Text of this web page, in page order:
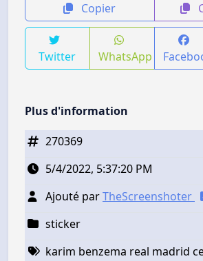
Copier
Twitter WhatsApp
Plus d'information
270369
5/4/2022, 5:37:20 PM
Ajouté parTheScreenshoter
sticker
karim benzema real madrid